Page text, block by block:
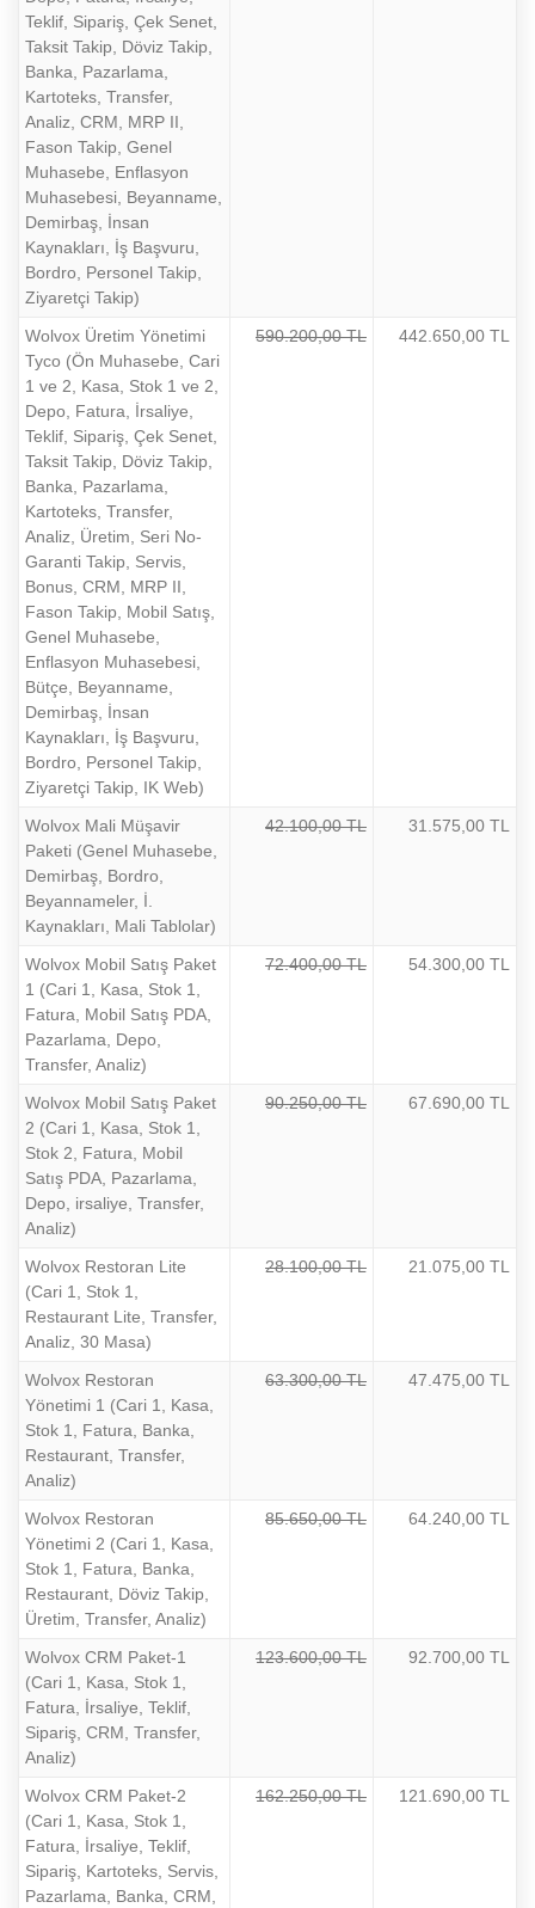
Teklif, Sipariş, Çek Senet,
Taksit Takip, Döviz Takip,
Banka, Pazarlama,
Kartoteks, Transfer,
Analiz, CRM, MRP II,
Fason Takip, Genel
Muhasebe, Enflasyon
Muhasebesi, Beyanname,
Demirbaş, İnsan
Kaynakları, İş Başvuru,
Bordro, Personel Takip,
Ziyaretçi Takip)
Wolvox Üretim Yönetimi
Tyco (Ön Muhasebe, Cari
1 ve 2, Kasa, Stok 1 ve 2,
Depo, Fatura, İrsaliye,
Teklif, Sipariş, Çek Senet,
Taksit Takip, Döviz Takip,
Banka, Pazarlama,
Kartoteks, Transfer,
Analiz, Üretim, Seri No-
Garanti Takip, Servis,
Bonus, CRM, MRP II,
Fason Takip, Mobil Satış,
Genel Muhasebe,
Enflasyon Muhasebesi,
Bütçe, Beyanname,
Demirbaş, İnsan
Kaynakları, İş Başvuru,
Bordro, Personel Takip,
Ziyaretçi Takip, IK Web)
590.200,00 TL 442.650,00 TL
Wolvox Mali Müşavir
Paketi (Genel Muhasebe,
Demirbaş, Bordro,
Beyannameler, İ.
Kaynakları, Mali Tablolar)
42.100,00 TL 31.575,00 TL
Wolvox Mobil Satış Paket
1 (Cari 1, Kasa, Stok 1,
Fatura, Mobil Satış PDA,
Pazarlama, Depo,
Transfer, Analiz)
72.400,00 TL 54.300,00 TL
Wolvox Mobil Satış Paket
2 (Cari 1, Kasa, Stok 1,
Stok 2, Fatura, Mobil
Satış PDA, Pazarlama,
Depo, irsaliye, Transfer,
Analiz)
90.250,00 TL 67.690,00 TL
Wolvox Restoran Lite
(Cari 1, Stok 1,
Restaurant Lite, Transfer,
Analiz, 30 Masa)
28.100,00 TL 21.075,00 TL
Wolvox Restoran
Yönetimi 1 (Cari 1, Kasa,
Stok 1, Fatura, Banka,
Restaurant, Transfer,
Analiz)
63.300,00 TL 47.475,00 TL
Wolvox Restoran
Yönetimi 2 (Cari 1, Kasa,
Stok 1, Fatura, Banka,
Restaurant, Döviz Takip,
Üretim, Transfer, Analiz)
85.650,00 TL 64.240,00 TL
Wolvox CRM Paket-1
(Cari 1, Kasa, Stok 1,
Fatura, İrsaliye, Teklif,
Sipariş, CRM, Transfer,
Analiz)
123.600,00 TL 92.700,00 TL
Wolvox CRM Paket-2
(Cari 1, Kasa, Stok 1,
Fatura, İrsaliye, Teklif,
Sipariş, Kartoteks, Servis,
Pazarlama, Banka, CRM,
162.250,00 TL 121.690,00 TL